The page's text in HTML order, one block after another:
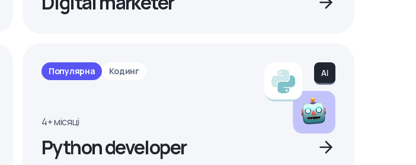
Популярна Кодинг
4+ місяці
Python developer